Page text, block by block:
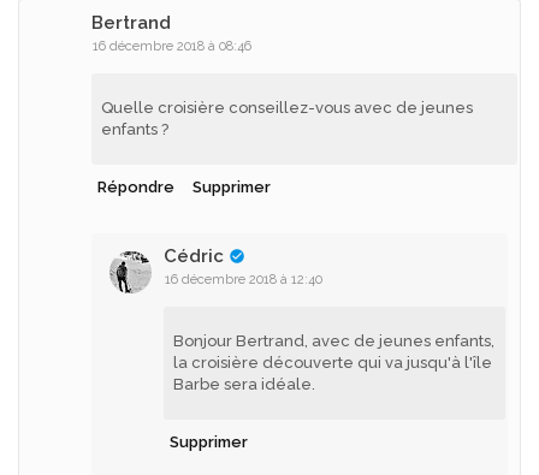
Bertrand
16 décembre 2018 à 08:46
Quelle croisière conseillez-vous avec de jeunes
enfants ?
Répondre Supprimer
Cédric
16 décembre 2018 à 12:40
Bonjour Bertrand, avec de jeunes enfants,
la croisière découverte qui va jusqu'à l'île
Barbe sera idéale.
Supprimer